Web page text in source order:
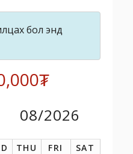
бол энд
08/2026
THU FRI SAT